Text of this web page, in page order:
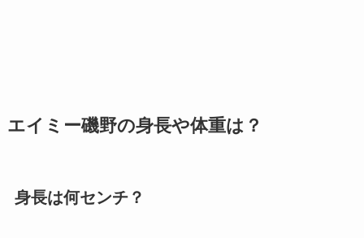
エイミー磯野の身長や体重は？
身長は何センチ？